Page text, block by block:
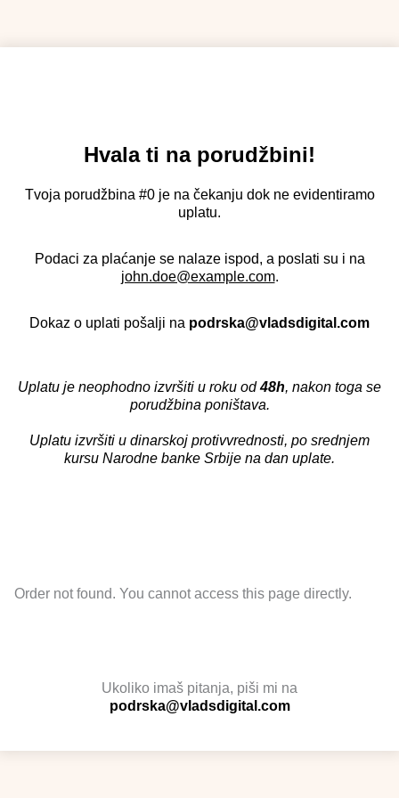
Hvala ti na porudžbini!
Tvoja porudžbina #0 je na čekanju dok ne evidentiramo
uplatu.
Podaci za plaćanje se nalaze ispod, a poslati su i na
john.doe@example.com.
Dokaz o uplati pošalji na podrska@vladsdigital.com
Uplatu je neophodno izvršiti u roku od48h, nakon toga se
porudžbina poništava.
Uplatu izvršiti u dinarskoj protivvrednosti, po srednjem
kursu Narodne banke Srbije na dan uplate.
Order not found. You cannot access this page directly.
Ukoliko imaš pitanja, piši mi na
podrska@vladsdigital.com